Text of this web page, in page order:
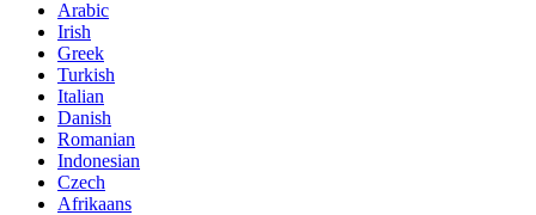
Arabic
Irish
Greek
Turkish
Italian
Danish
Romanian
Indonesian
Czech
Afrikaans